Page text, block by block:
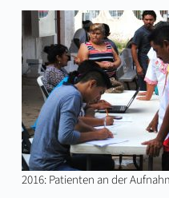
2016: Patienten an der